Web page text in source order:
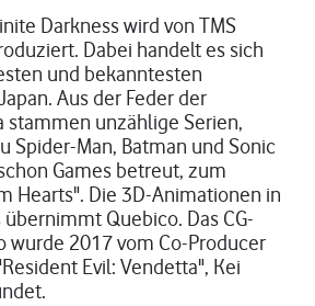
Darkness wird von TMS
Dabei handelt es sich
und bekanntesten
Aus der Feder der
stammen unzählige Serien,
Spider-Man, Batman und Sonic
Games betreut, zum
Hearts". Die 3D-Animationen in
Quebico. Das CG-
wurde 2017 vom Co-Producer
Evil: Vendetta", Kei